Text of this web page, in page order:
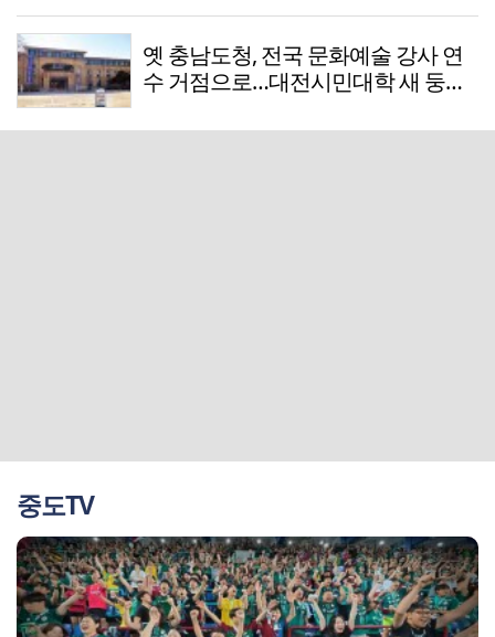
옛 충남도청, 전국 문화예술 강사 연
수 거점으로…대전시민대학 새 둥지
중도TV